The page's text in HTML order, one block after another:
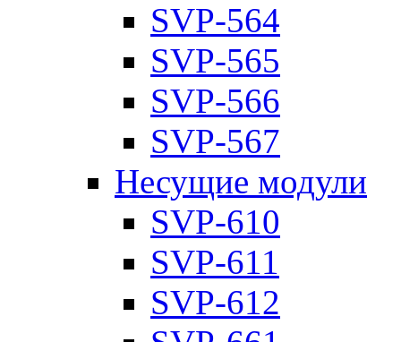
SVP-564
SVP-565
SVP-566
SVP-567
Несущие модули
SVP-610
SVP-611
SVP-612